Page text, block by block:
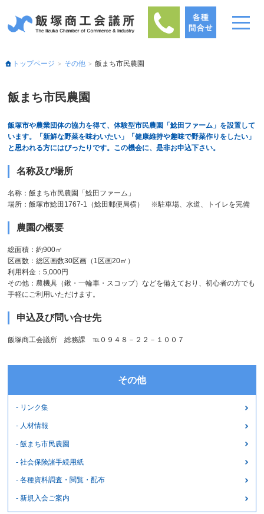
トップページ その他 飯まち市民農園
飯まち市民農園
飯塚市や農業団体の協力を得て、体験型市民農園「鯰田ファーム」を設置して
います。「新鮮な野菜を味わいたい」「健康維持や趣味で野菜作りをしたい」
と思われる方にはぴったりです。この機会に、是非お申込下さい。
名称及び場所
名称：飯まち市民農園「鯰田ファーム」
場所：飯塚市鯰田1767-1（鯰田郵便局横） ※駐車場、水道、トイレを完備
農園の概要
総面積：約900㎡
区画数：総区画数30区画（1区画20㎡）
利用料金：5,000円
その他：農機具（鍬・一輪車・スコップ）などを備えており、初心者の方でも
手軽にご利用いただけます。
申込及び問い合せ先
飯塚商工会議所 総務課 ℡０９４８－２２－１００７
その他
- リンク集
- 人材情報
- 飯まち市民農園
- 社会保険諸手続用紙
- 各種資料調査・閲覧・配布
- 新規入会ご案内